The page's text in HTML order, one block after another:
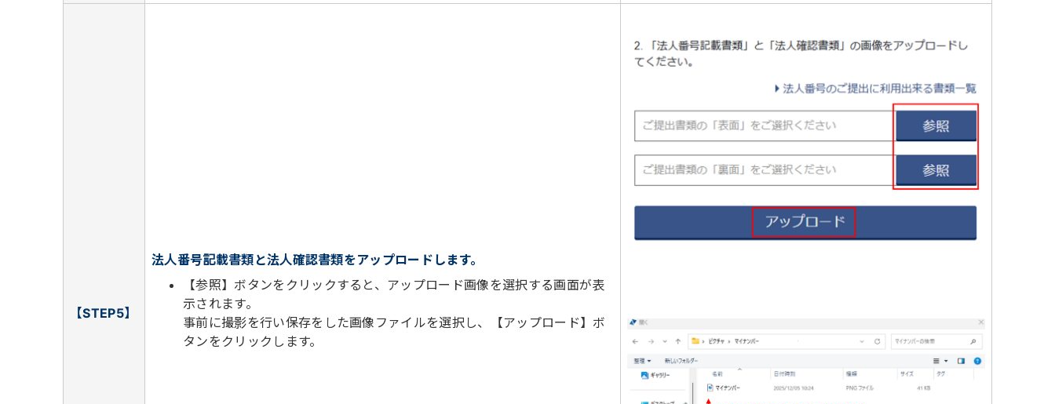
【STEP5】
法人番号記載書類と法人確認書類をアップロードします。
【参照】ボタンをクリックすると、アップロード画像を選択する画面が表
示されます。
事前に撮影を行い保存をした画像ファイルを選択し、【アップロード】ボ
タンをクリックします。